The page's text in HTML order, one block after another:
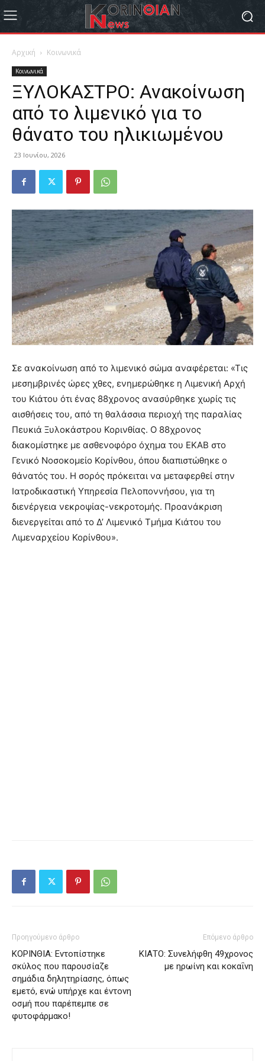
Αρχική Κοινωνικά
Κοινωνικά
ΞΥΛΟΚΑΣΤΡΟ: Ανακοίνωση
από το λιμενικό για το
θάνατο του ηλικιωμένου
23 Ιουνίου, 2026
Σε ανακοίνωση από το λιμενικό σώμα αναφέρεται: «Τις
μεσημβρινές ώρες χθες, ενημερώθηκε η Λιμενική Αρχή
του Κιάτου ότι ένας 88χρονος ανασύρθηκε χωρίς τις
αισθήσεις του, από τη θαλάσσια περιοχή της παραλίας
Πευκιά Ξυλοκάστρου Κορινθίας. Ο 88χρονος
διακομίστηκε με ασθενοφόρο όχημα του ΕΚΑΒ στο
Γενικό Νοσοκομείο Κορίνθου, όπου διαπιστώθηκε ο
θάνατός του. Η σορός πρόκειται να μεταφερθεί στην
Ιατροδικαστική Υπηρεσία Πελοποννήσου, για τη
διενέργεια νεκροψίας-νεκροτομής. Προανάκριση
διενεργείται από το Δ’ Λιμενικό Τμήμα Κιάτου του
Λιμεναρχείου Κορίνθου».
Προηγούμενο άρθρο
ΚΟΡΙΝΘΙΑ: Εντοπίστηκε
σκύλος που παρουσίαζε
σημάδια δηλητηρίασης, όπως
εμετό, ενώ υπήρχε και έντονη
οσμή που παρέπεμπε σε
φυτοφάρμακο!
Επόμενο άρθρο
ΚΙΑΤΟ: Συνελήφθη 49χρονος
με ηρωίνη και κοκαΐνη